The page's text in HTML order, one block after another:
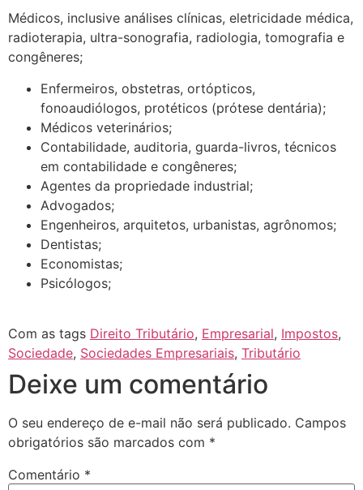
Médicos, inclusive análises clínicas, eletricidade médica,
radioterapia, ultra-sonografia, radiologia, tomografia e
congêneres;
Enfermeiros, obstetras, ortópticos,
fonoaudiólogos, protéticos (prótese dentária);
Médicos veterinários;
Contabilidade, auditoria, guarda-livros, técnicos
em contabilidade e congêneres;
Agentes da propriedade industrial;
Advogados;
Engenheiros, arquitetos, urbanistas, agrônomos;
Dentistas;
Economistas;
Psicólogos;
Com as tags Direito Tributário, Empresarial, Impostos,
Sociedade, Sociedades Empresariais, Tributário
Deixe um comentário
O seu endereço de e-mail não será publicado. Campos
obrigatórios são marcados com *
Comentário *